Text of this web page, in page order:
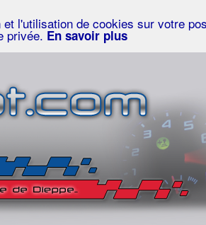
l'utilisation de cookies sur votre
privée. En savoir plus